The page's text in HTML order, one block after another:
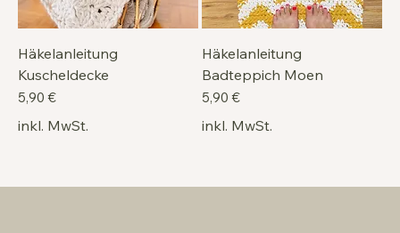
Häkelanleitung
Kuscheldecke
Preis
5,90 €
inkl. MwSt.
Häkelanleitung
Badteppich Moen
Preis
5,90 €
inkl. MwSt.